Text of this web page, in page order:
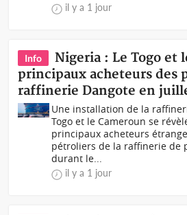
il y a 1 jour
Info
Nigeria : Le Togo et
principaux acheteurs des
raffinerie Dangote en
Une installation de la
Togo et le Cameroun se
principaux acheteurs
pétroliers de la raffinerie de
durant le...
il y a 1 jour